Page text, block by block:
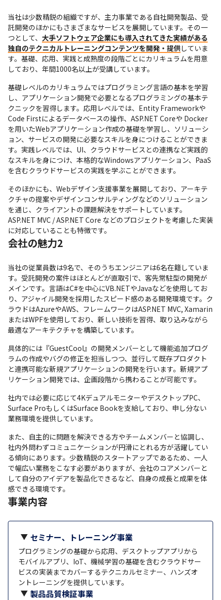
当社は少数精鋭の組織ですが、主力事業である自社開発製品、受
託開発のほかにもさまざまなサービスを展開しています。その一
つとして、 大手ソフトウェア企業にも導入されてきた実績がある
独自のテクニカルトレーニングコンテンツを開発・提供していま
す。基礎、応用、実践と成熟度の段階ごとにカリキュラムを用意
しており、年間1000名以上が受講しています。
基礎レベルのカリキュラムではプログラミング言語の基本を学習
し、アプリケーション開発で必要となるプログラミングの基本テ
クニックを習得します。応用レベルでは、Entity Frameworkや
Code Firstによるデータベースの操作、ASP.NET Coreや Docker
を用いたWebアプリケーション作成の基礎を学習し、ソリューシ
ョン、サービスの開発に必要なスキルを身につけることができま
す。実践レベルでは、UI、クラウドサービスとの連携など実践的
なスキルを身につけ、本格的なWindowsアプリケーション、PaaS
を含むクラウドサービスの実践を学ぶことができます。
そのほかにも、Webデザイン支援事業を展開しており、アーキテ
クチャの提案やデザインコンサルティングなどのソリューション
を通じ、クライアントの課題解決をサポートしています。
ASP.NET MVC / ASP.NET Core などのプロジェクトを考慮した実装
に対応していることも特徴です。
会社の魅力2
当社の従業員数は9名で、そのうちエンジニアは6名在籍していま
す。受託開発の案件はほとんどが直取引で、客先常駐型の開発が
メインです。言語はC#を中心にVB.NETやJavaなどを使用してお
り、アジャイル開発を採用したスピード感のある開発環境です。ク
ラウドはAzureやAWS、フレームワークはASP.NET MVC, Xamarin
またはWPFを使用しており、新しい技術を習得、取り込みながら
最適なアーキテクチャを構築しています。
具体的には『GuestCool』の開発メンバーとして機能追加プログ
ラムの作成やバグの修正を担当しつつ、並行して既存プロダクト
と連携可能な新規アプリケーションの開発を行います。新規アプ
リケーション開発では、企画段階から携わることが可能です。
社内では必要に応じて4KデュアルモニターやデスクトップPC、
Surface ProもしくはSurface Bookを支給しており、申し分ない
業務環境を提供しています。
また、自主的に問題を解決できる方やチームメンバーと協調し、
社内外問わずコミュニケーションが円滑にとれる方が活躍してい
る傾向にあります。少数精鋭のスタートアップであるため、一人
で幅広い業務をこなす必要がありますが、会社のコアメンバーと
して自分のアイデアを製品化できるなど、自身の成長と成果を体
感できる環境です。
事業内容
セミナー、トレーニング事業
プログラミングの基礎から応用、デスクトップアプリから
モバイルアプリ、IoT、機械学習の基礎を含むクラウドサー
ビスの実装までカバーするテクニカルセミナー、ハンズオ
ントレーニングを提供しています。
製品品質検証事業